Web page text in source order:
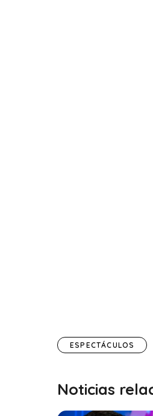
ESPECTÁCULOS
Noticias